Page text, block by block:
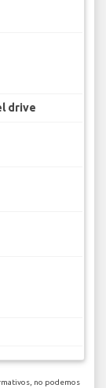
drive
no podemos